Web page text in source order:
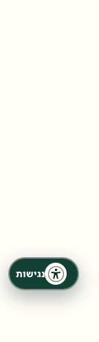
נגישות